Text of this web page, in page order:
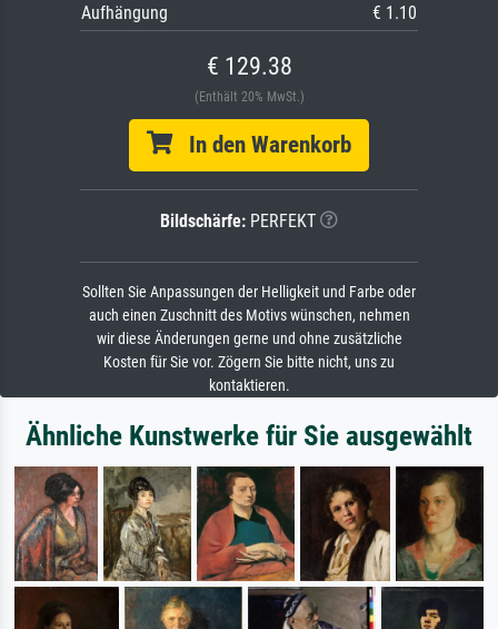
Aufhängung
€ 1.10
€ 129.38
(Enthält 20% MwSt.)
In den Warenkorb
Bildschärfe: PERFEKT
Sollten Sie Anpassungen der Helligkeit und Farbe oder
auch einen Zuschnitt des Motivs wünschen, nehmen
wir diese Änderungen gerne und ohne zusätzliche
Kosten für Sie vor. Zögern Sie bitte nicht, uns zu
kontaktieren.
Ähnliche Kunstwerke für Sie ausgewählt